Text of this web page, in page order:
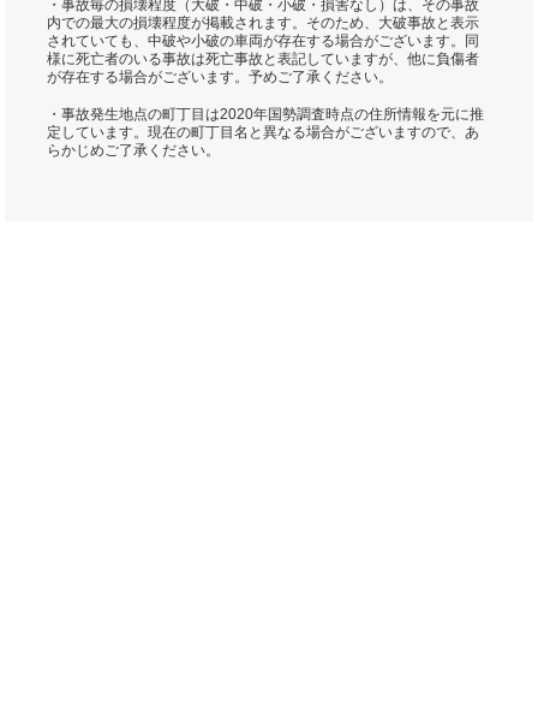
・事故毎の損壊程度（大破・中破・小破・損害なし）は、その事故
内での最大の損壊程度が掲載されます。そのため、大破事故と表示
されていても、中破や小破の車両が存在する場合がございます。同
様に死亡者のいる事故は死亡事故と表記していますが、他に負傷者
が存在する場合がございます。予めご了承ください。
・事故発生地点の町丁目は2020年国勢調査時点の住所情報を元に推
定しています。現在の町丁目名と異なる場合がございますので、あ
らかじめご了承ください。